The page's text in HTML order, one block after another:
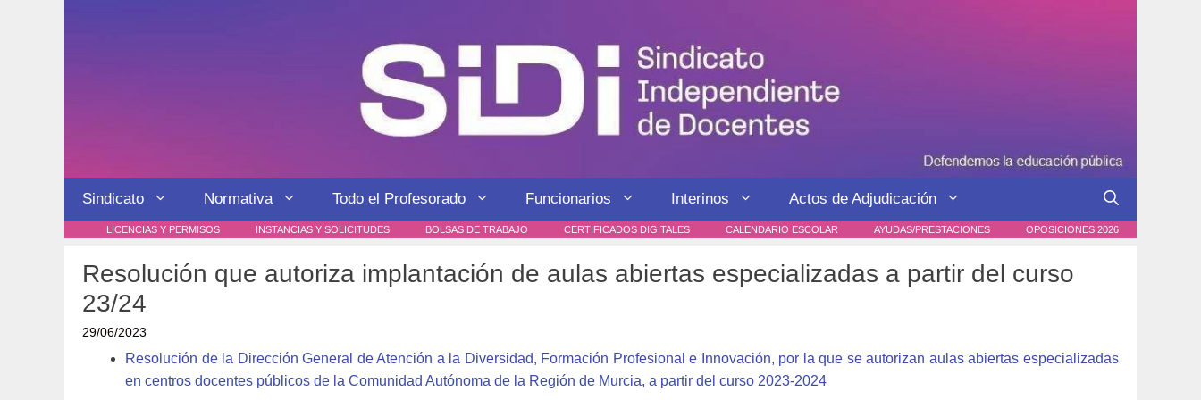
Sindicato Normativa Todo el Profesorado Funcionarios Interinos Actos de Adjudicación
LICENCIAS Y PERMISOS INSTANCIAS Y SOLICITUDES BOLSAS DE TRABAJO CERTIFICADOS DIGITALES CALENDARIO ESCOLAR AYUDAS/PRESTACIONES OPOSICIONES 2026
Resolución que autoriza implantación de aulas abiertas especializadas a partir del curso
23/24
29/06/2023
Resolución de la Dirección General de Atención a la Diversidad, Formación Profesional e Innovación, por la que se autorizan aulas abiertas especializadas
en centros docentes públicos de la Comunidad Autónoma de la Región de Murcia, a partir del curso 2023-2024